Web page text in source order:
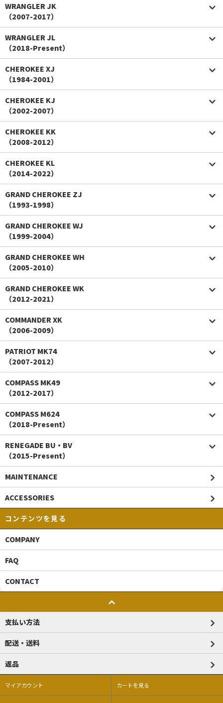
WRANGLER JK
（2007-2017）
WRANGLER JL
（2018-Present）
CHEROKEE XJ
（1984-2001）
CHEROKEE KJ
（2002-2007）
CHEROKEE KK
（2008-2012）
CHEROKEE KL
（2014-2022）
GRAND CHEROKEE ZJ
（1993-1998）
GRAND CHEROKEE WJ
（1999-2004）
GRAND CHEROKEE WH
（2005-2010）
GRAND CHEROKEE WK
（2012-2021）
COMMANDER XK
（2006-2009）
PATRIOT MK74
（2007-2012）
COMPASS MK49
（2012-2017）
COMPASS M624
（2018-Present）
RENEGADE BU・BV
（2015-Present）
MAINTENANCE
ACCESSORIES
コンテンツを見る
COMPANY
FAQ
CONTACT
支払い方法
配送・送料
返品
マイアカウント カートを見る